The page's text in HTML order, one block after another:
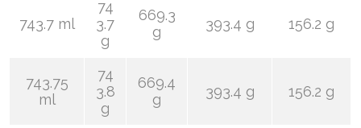
743.7 ml
74
3.7
g
669.3
g
393.4 g 156.2 g
743.75
ml
74
3.8
g
669.4
g
393.4 g 156.2 g